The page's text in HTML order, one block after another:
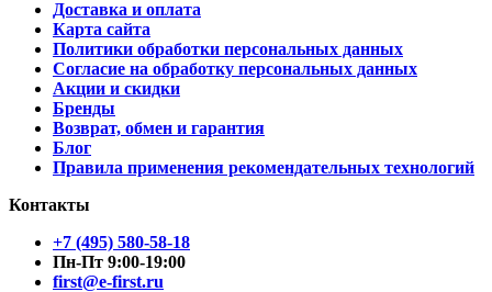
Доставка и оплата
Карта сайта
Политики обработки персональных данных
Согласие на обработку персональных данных
Акции и скидки
Бренды
Возврат, обмен и гарантия
Блог
Правила применения рекомендательных технологий
Контакты
+7 (495) 580-58-18
Пн-Пт 9:00-19:00
first@e-first.ru